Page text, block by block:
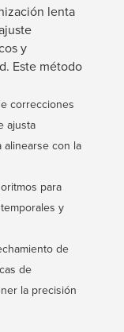
lenta
y
Este método
correcciones
ajusta
alinearse con la
para
y
de
de
la precisión